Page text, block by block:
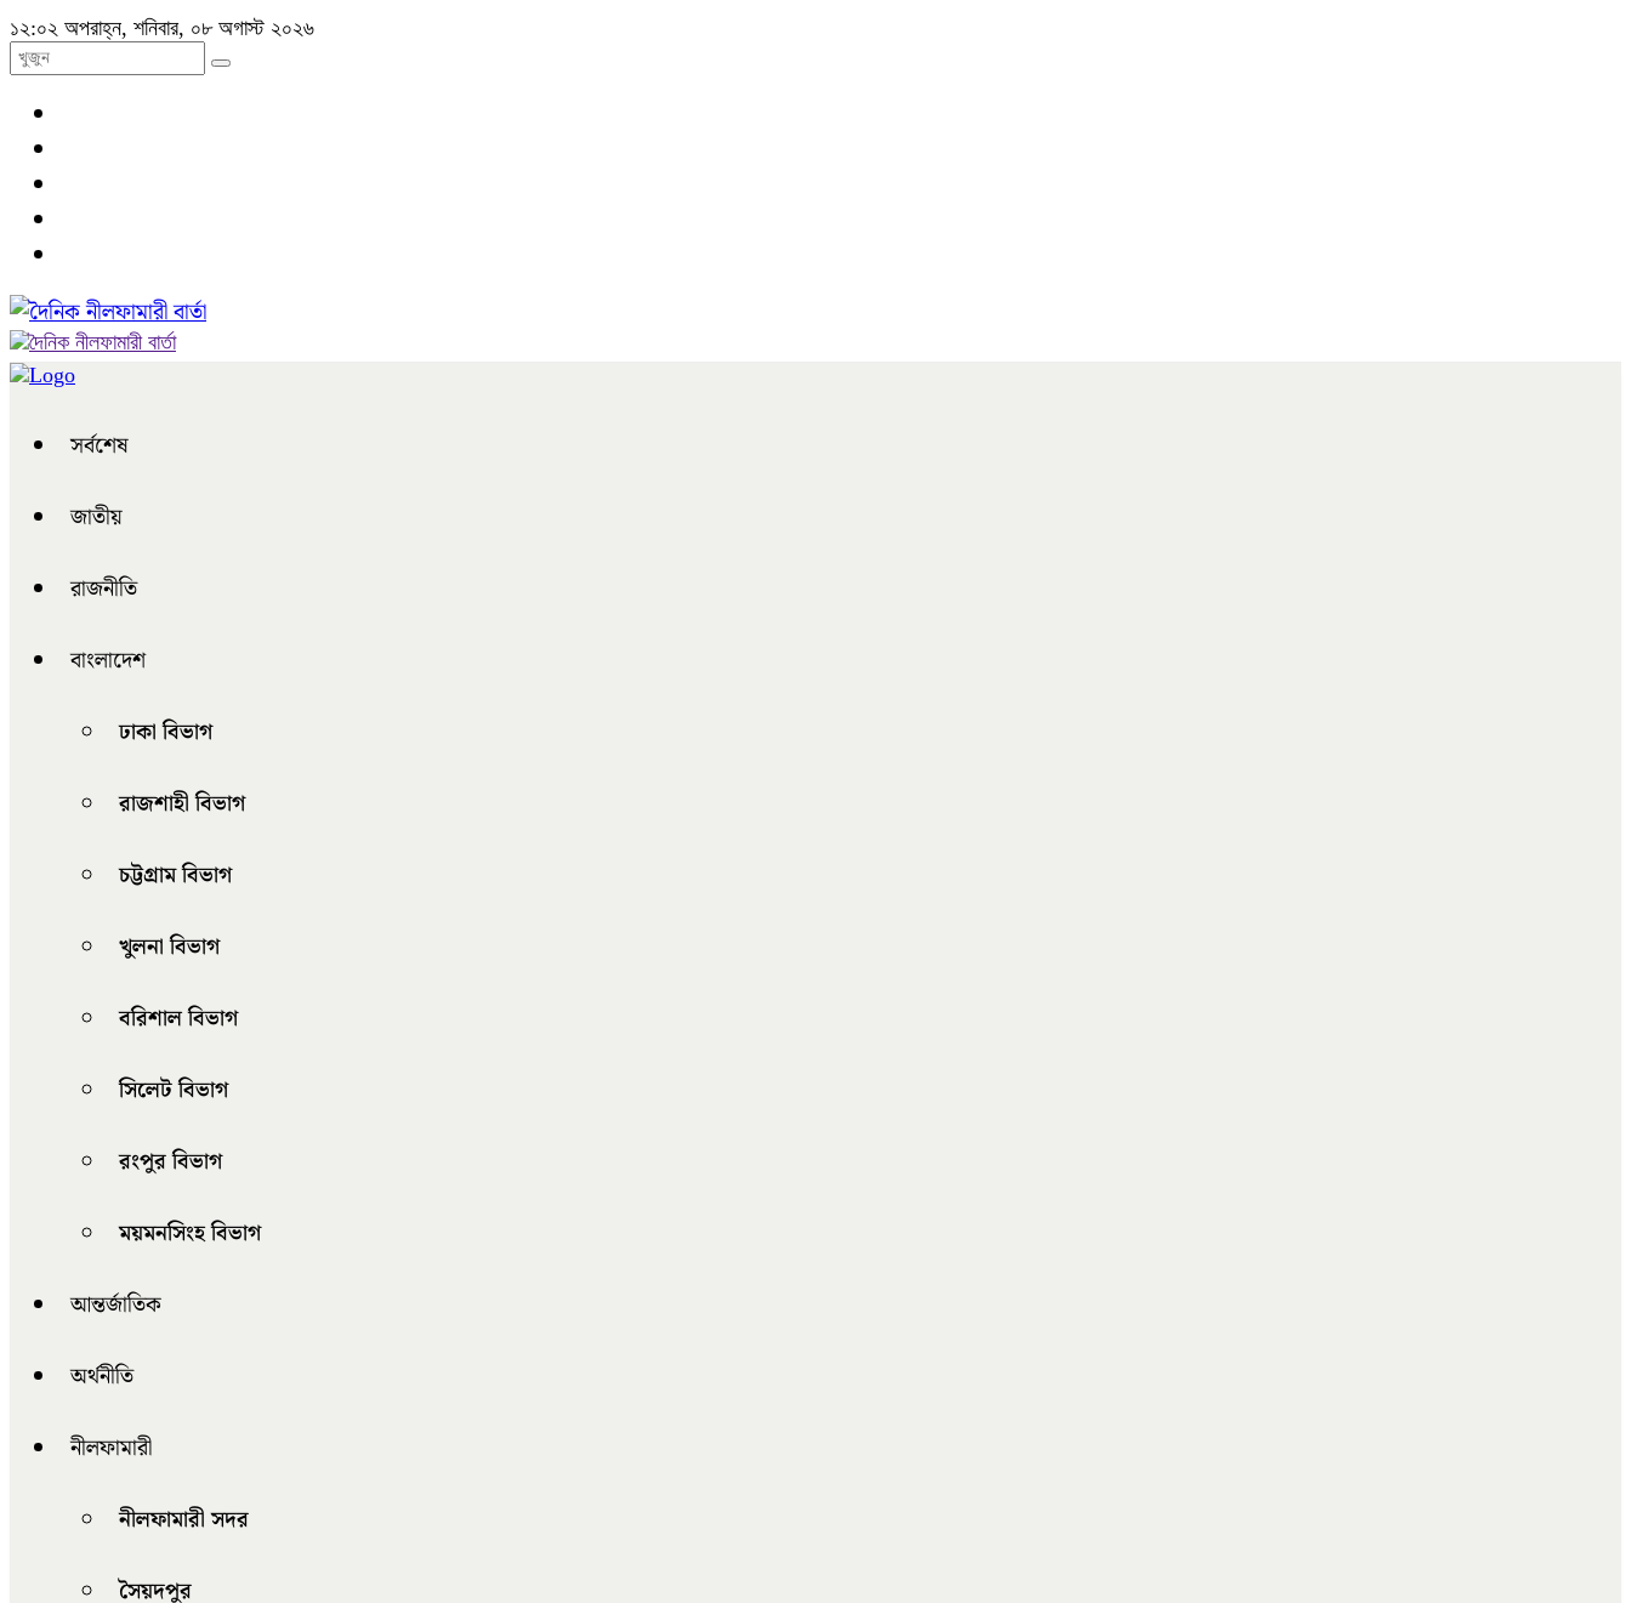
১২:০২ অপরাহ্ন, শনিবার, ০৮ অগাস্ট ২০২৬
সর্বশেষ
জাতীয়
রাজনীতি
বাংলাদেশ
ঢাকা বিভাগ
রাজশাহী বিভাগ
চট্টগ্রাম বিভাগ
খুলনা বিভাগ
বরিশাল বিভাগ
সিলেট বিভাগ
রংপুর বিভাগ
ময়মনসিংহ বিভাগ
আন্তর্জাতিক
অর্থনীতি
নীলফামারী
নীলফামারী সদর
সৈয়দপুর